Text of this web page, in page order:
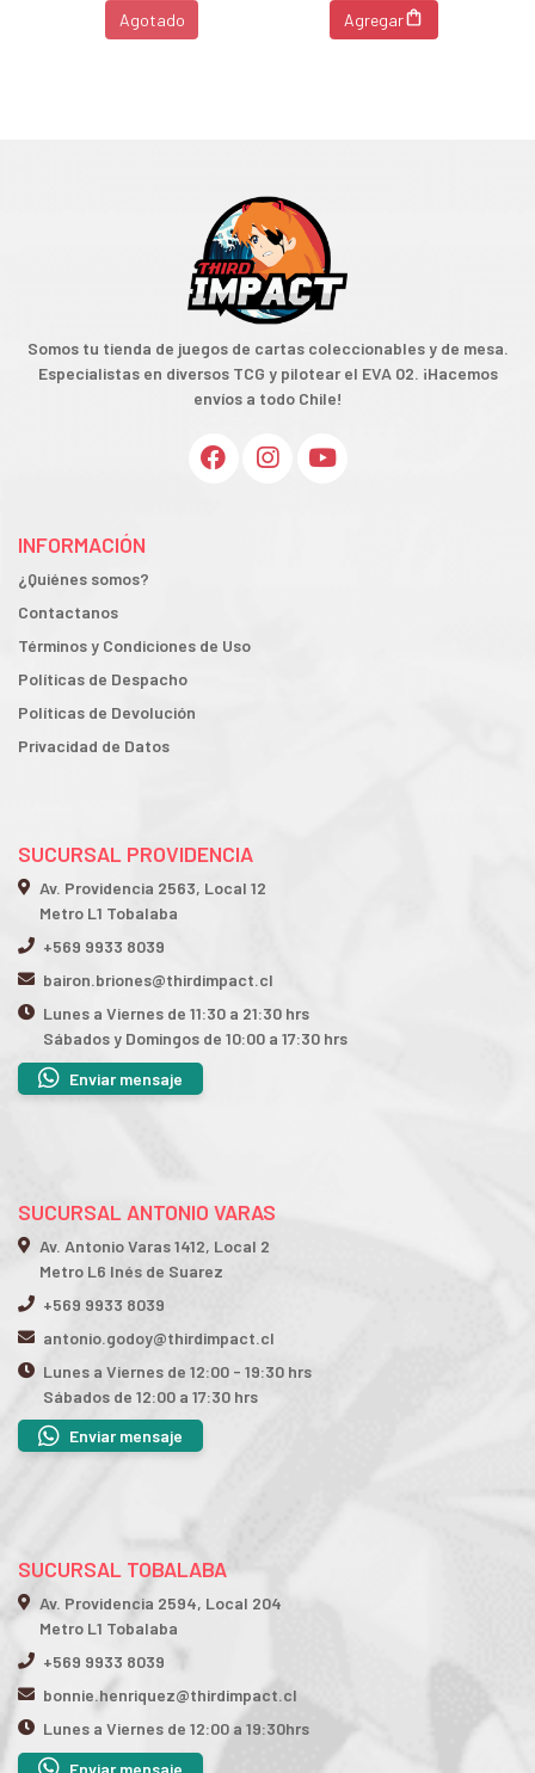
Agotado Agregar
Somos tu tienda de juegos de cartas coleccionables y de mesa.
Especialistas en diversos TCG y pilotear el EVA 02. ¡Hacemos
envíos a todo Chile!
INFORMACIÓN
¿Quiénes somos?
Contactanos
Términos y Condiciones de Uso
Políticas de Despacho
Políticas de Devolución
Privacidad de Datos
SUCURSAL PROVIDENCIA
Av. Providencia 2563, Local 12
Metro L1 Tobalaba
+569 9933 8039
bairon.briones@thirdimpact.cl
Lunes a Viernes de 11:30 a 21:30 hrs
Sábados y Domingos de 10:00 a 17:30 hrs
Enviar mensaje
SUCURSAL ANTONIO VARAS
Av. Antonio Varas 1412, Local 2
Metro L6 Inés de Suarez
+569 9933 8039
antonio.godoy@thirdimpact.cl
Lunes a Viernes de 12:00 - 19:30 hrs
Sábados de 12:00 a 17:30 hrs
Enviar mensaje
SUCURSAL TOBALABA
Av. Providencia 2594, Local 204
Metro L1 Tobalaba
+569 9933 8039
bonnie.henriquez@thirdimpact.cl
Lunes a Viernes de 12:00 a 19:30hrs
Enviar mensaje